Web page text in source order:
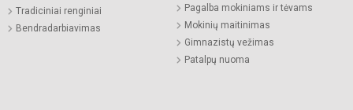
Tradiciniai renginiai
Bendradarbiavimas
Pagalba mokiniams ir tėvams
Mokinių maitinimas
Gimnazistų vežimas
Patalpų nuoma